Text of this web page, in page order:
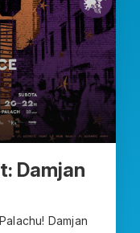
Damjan
Damjan